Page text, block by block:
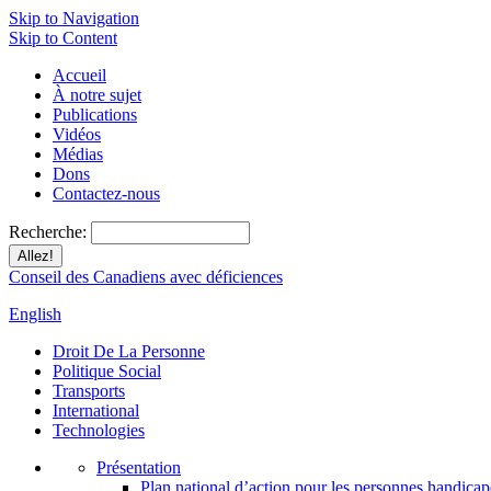
Skip to Navigation
Skip to Content
Accueil
À notre sujet
Publications
Vidéos
Médias
Dons
Contactez-nous
Recherche:
Conseil des Canadiens avec déficiences
English
Droit De La Personne
Politique Social
Transports
International
Technologies
Présentation
Plan national d’action pour les personnes